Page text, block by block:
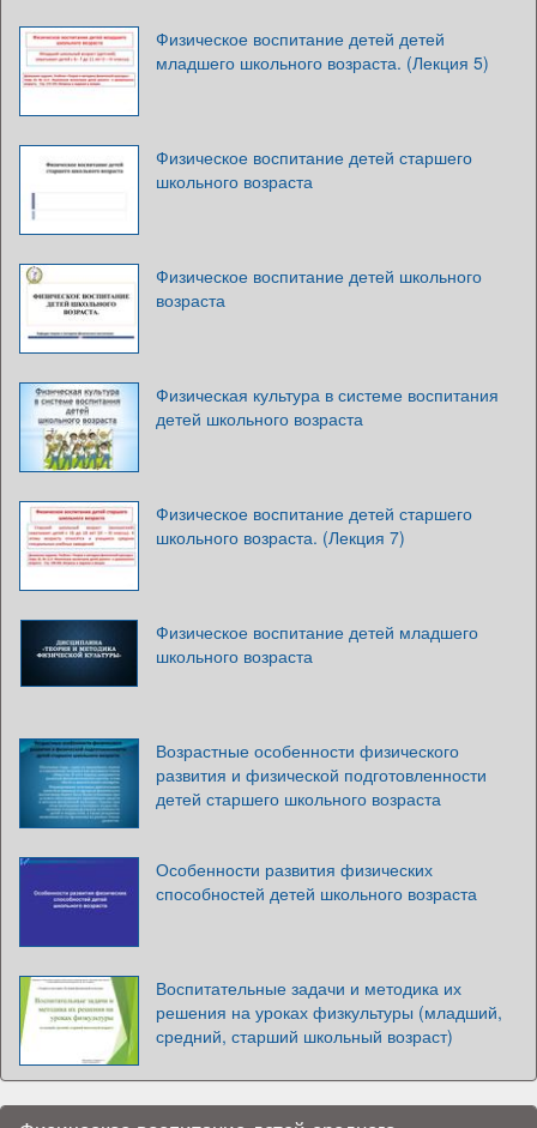
Физическое воспитание детей детей
младшего школьного возраста. (Лекция 5)
Физическое воспитание детей старшего
школьного возраста
Физическое воспитание детей школьного
возраста
Физическая культура в системе воспитания
детей школьного возраста
Физическое воспитание детей старшего
школьного возраста. (Лекция 7)
Физическое воспитание детей младшего
школьного возраста
Возрастные особенности физического
развития и физической подготовленности
детей старшего школьного возраста
Особенности развития физических
способностей детей школьного возраста
Воспитательные задачи и методика их
решения на уроках физкультуры (младший,
средний, старший школьный возраст)